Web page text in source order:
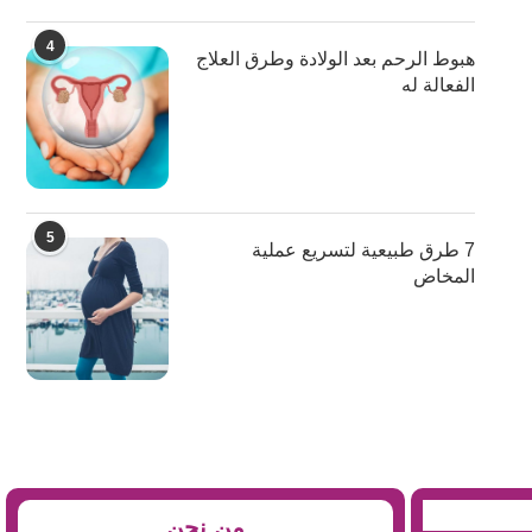
4
هبوط الرحم بعد الولادة وطرق العلاج
الفعالة له
5
7 طرق طبيعية لتسريع عملية
المخاض
من نحن